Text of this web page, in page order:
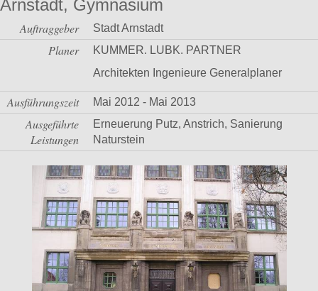
Arnstadt, Gymnasium
Auftraggeber Stadt Arnstadt
Planer
KUMMER. LUBK. PARTNER
Architekten Ingenieure Generalplaner
Ausführungszeit Mai 2012 - Mai 2013
Ausgeführte
Leistungen
Erneuerung Putz, Anstrich, Sanierung
Naturstein